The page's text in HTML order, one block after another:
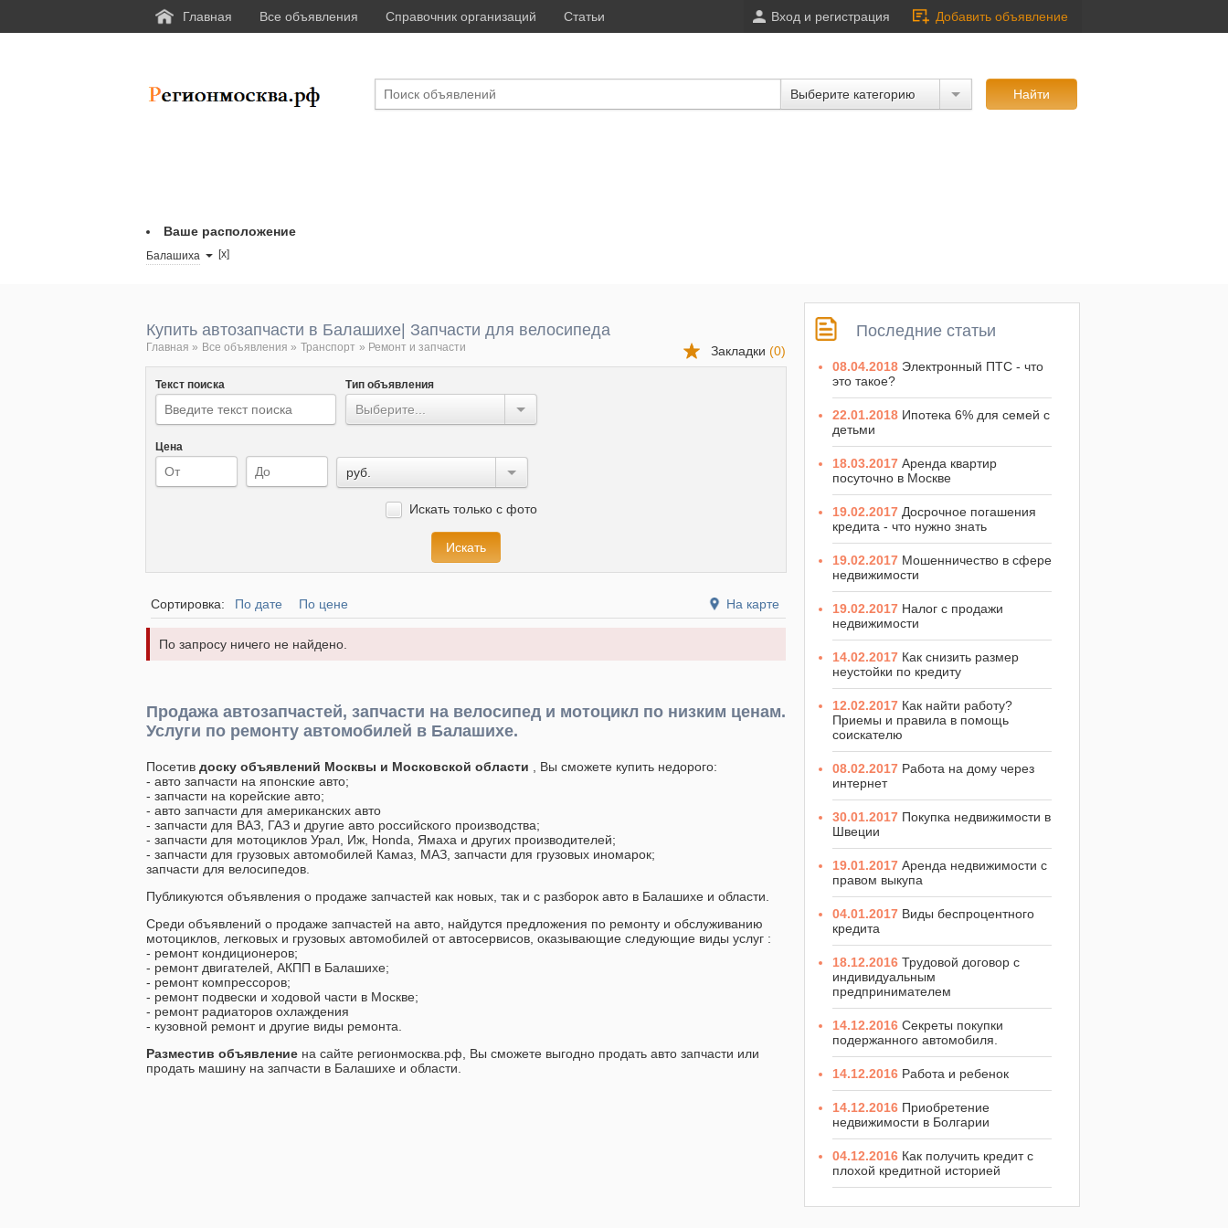
Главная Все объявления Справочник организаций Статьи Вход и регистрация Добавить объявление
Ваше расположение
Балашиха [x]
Выберите категорию
Купить автозапчасти в Балашихе| Запчаcти для велосипеда
Закладки (0)
Главная » Все объявления » Транспорт » Ремонт и запчасти
Текст поиска Тип объявления
Выберите...
Цена
руб.
Искать только с фото
Сортировка: По дате По цене На карте
По запросу ничего не найдено.
Продажа автозапчастей, запчасти на велосипед и мотоцикл по низким ценам.
Услуги по ремонту автомобилей в Балашихе.
Посетив доску объявлений Москвы и Московской области , Вы сможете купить недорого:
- авто запчасти на японские авто;
- запчасти на корейские авто;
- авто запчасти для американских авто
- запчасти для ВАЗ, ГАЗ и другие авто российского производства;
- запчасти для мотоциклов Урал, Иж, Honda, Ямаха и других производителей;
- запчасти для грузовых автомобилей Камаз, МАЗ, запчасти для грузовых иномарок;
запчасти для велосипедов.
Публикуются объявления о продаже запчастей как новых, так и с разборок авто в Балашихе и области.
Среди объявлений о продаже запчастей на авто, найдутся предложения по ремонту и обслуживанию
мотоциклов, легковых и грузовых автомобилей от автосервисов, оказывающие следующие виды услуг :
- ремонт кондиционеров;
- ремонт двигателей, АКПП в Балашихе;
- ремонт компрессоров;
- ремонт подвески и ходовой части в Москве;
- ремонт радиаторов охлаждения
- кузовной ремонт и другие виды ремонта.
Разместив объявление на сайте регионмосква.рф, Вы сможете выгодно продать авто запчасти или
продать машину на запчасти в Балашихе и области.
Последние статьи
08.04.2018 Электронный ПТС - что
это такое?
22.01.2018 Ипотека 6% для семей с
детьми
18.03.2017 Аренда квартир
посуточно в Москве
19.02.2017 Досрочное погашения
кредита - что нужно знать
19.02.2017 Мошенничество в сфере
недвижимости
19.02.2017 Налог с продажи
недвижимости
14.02.2017 Как снизить размер
неустойки по кредиту
12.02.2017 Как найти работу?
Приемы и правила в помощь
соискателю
08.02.2017 Работа на дому через
интернет
30.01.2017 Покупка недвижимости в
Швеции
19.01.2017 Аренда недвижимости с
правом выкупа
04.01.2017 Виды беспроцентного
кредита
18.12.2016 Трудовой договор с
индивидуальным
предпринимателем
14.12.2016 Секреты покупки
подержанного автомобиля.
14.12.2016 Работа и ребенок
14.12.2016 Приобретение
недвижимости в Болгарии
04.12.2016 Как получить кредит с
плохой кредитной историей